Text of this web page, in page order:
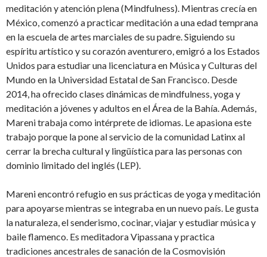
meditación y atención plena (Mindfulness). Mientras crecía en
México, comenzó a practicar meditación a una edad temprana
en la escuela de artes marciales de su padre. Siguiendo su
espíritu artístico y su corazón aventurero, emigró a los Estados
Unidos para estudiar una licenciatura en Música y Culturas del
Mundo en la Universidad Estatal de San Francisco. Desde
2014, ha ofrecido clases dinámicas de mindfulness, yoga y
meditación a jóvenes y adultos en el Área de la Bahía. Además,
Mareni trabaja como intérprete de idiomas. Le apasiona este
trabajo porque la pone al servicio de la comunidad Latinx al
cerrar la brecha cultural y lingüística para las personas con
dominio limitado del inglés (LEP).
Mareni encontró refugio en sus prácticas de yoga y meditación
para apoyarse mientras se integraba en un nuevo país. Le gusta
la naturaleza, el senderismo, cocinar, viajar y estudiar música y
baile flamenco. Es meditadora Vipassana y practica
tradiciones ancestrales de sanación de la Cosmovisión